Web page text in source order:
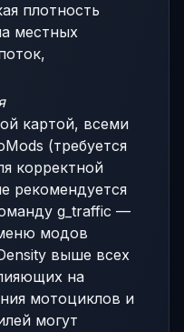
плотность
местных
картой, всеми
(требуется
корректной
рекомендуется
g_traffic —
модов
выше всех
на
мотоциклов и
могут